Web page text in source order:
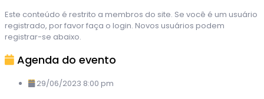
Este conteúdo é restrito a membros do site. Se você é um usuário
registrado, por favor faça o login. Novos usuários podem
registrar-se abaixo.
Agenda do evento
29/06/2023 8:00 pm